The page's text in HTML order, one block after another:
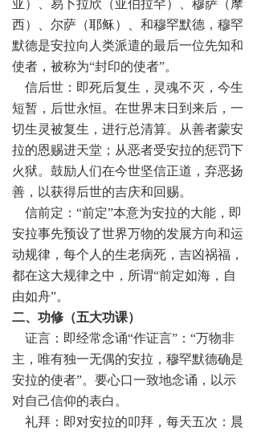
亚）、易卜拉欣（亚伯拉罕）、穆萨（摩
西）、尔萨（耶稣）、和穆罕默德，穆罕
默德是安拉向人类派遣的最后一位先知和
使者，被称为“封印的使者”。
信后世：即死后复生，灵魂不灭，今生
短暂，后世永恒。在世界末日到来后，一
切生灵被复生，进行总清算。从善者蒙安
拉的恩赐进天堂；从恶者受安拉的惩罚下
火狱。鼓励人们在今世坚信正道，弃恶扬
善，以获得后世的吉庆和回赐。
信前定：“前定”本意为安拉的大能，即
安拉事先预设了世界万物的发展方向和运
动规律，每个人的生老病死，吉凶祸福，
都在这大规律之中，所谓“前定如海，自
由如舟”。
二、功修（五大功课）
证言：即经常念诵“作证言”：“万物非
主，唯有独一无偶的安拉，穆罕默德确是
安拉的使者”。要心口一致地念诵，以示
对自己信仰的表白。
礼拜：即对安拉的叩拜，每天五次：晨